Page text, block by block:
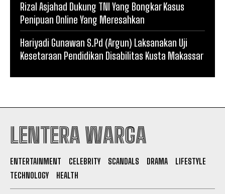
Rizal Asjahad Dukung TNI Yang Bongkar Kasus
Penipuan Online Yang Meresahkan
Hariyadi Gunawan S.Pd (Argun) Laksanakan Uji
Kesetaraan Pendidikan Disabilitas Kusta Makassar
LENTERA WARGA
ENTERTAINMENT CELEBRITY SCANDALS DRAMA
LIFESTYLE
TECHNOLOGY
HEALTH